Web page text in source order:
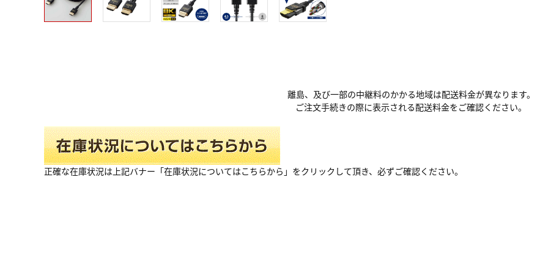
離島、及び一部の中継料のかかる地域は配送料金が異なります。
ご注文手続きの際に表示される配送料金をご確認ください。
正確な在庫状況は上記バナー「在庫状況についてはこちらから」をクリックして頂き、必ずご確認ください。